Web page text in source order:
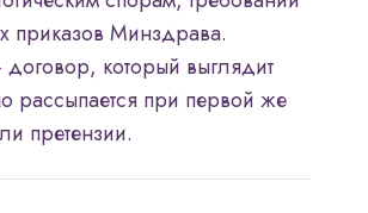
приказов Минздрава.
договор, который выглядит
рассыпается при первой же
претензии.